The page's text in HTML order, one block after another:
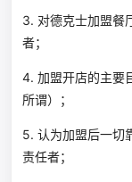
3. 对德克士加盟餐
者；
4. 加盟开店的主要
所谓）；
5. 认为加盟后一切
责任者；